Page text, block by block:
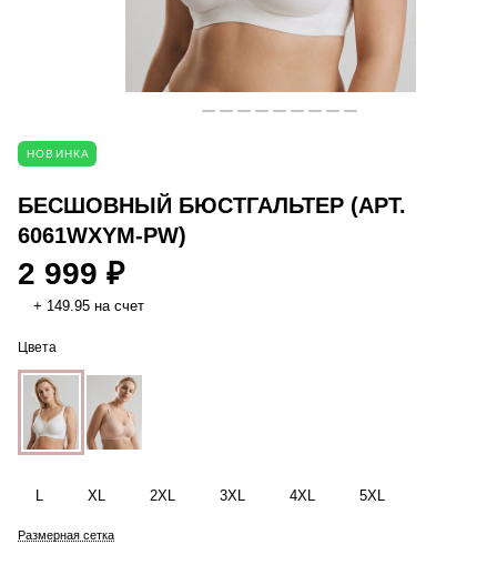
НОВИНКА
БЕСШОВНЫЙ БЮСТГАЛЬТЕР (АРТ.
6061WXYM-PW)
2 999 ₽
+ 149.95 на счет
Цвета
L XL 2XL 3XL 4XL 5XL
Размерная сетка